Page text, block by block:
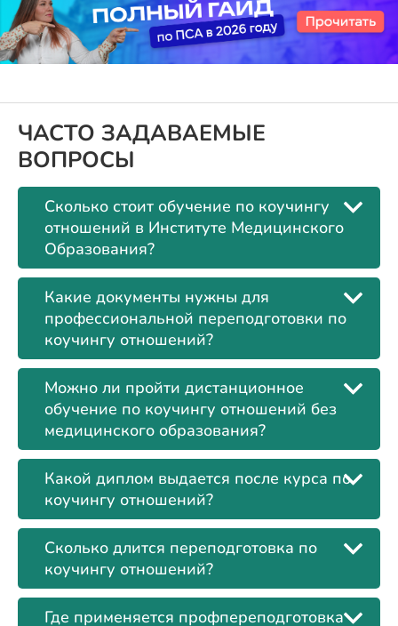
ЧАСТО ЗАДАВАЕМЫЕ
ВОПРОСЫ
Сколько стоит обучение по коучингу
отношений в Институте Медицинского
Образования?
Какие документы нужны для
профессиональной переподготовки по
коучингу отношений?
Можно ли пройти дистанционное
обучение по коучингу отношений без
медицинского образования?
Какой диплом выдается после курса по
коучингу отношений?
Сколько длится переподготовка по
коучингу отношений?
Где применяется профпереподготовка